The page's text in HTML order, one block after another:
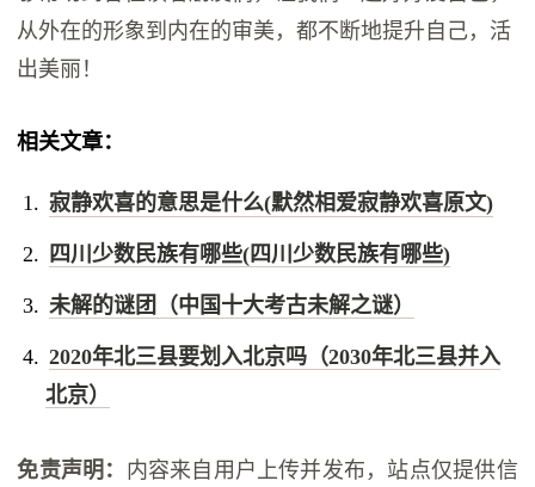
从外在的形象到内在的审美，都不断地提升自己，活
出美丽！
相关文章：
寂静欢喜的意思是什么(默然相爱寂静欢喜原文)
四川少数民族有哪些(四川少数民族有哪些)
未解的谜团（中国十大考古未解之谜）
2020年北三县要划入北京吗（2030年北三县并入
北京）
免责声明： 内容来自用户上传并发布，站点仅提供信